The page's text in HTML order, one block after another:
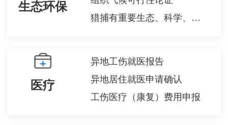
生态环保
猎捕有重要生态、科学、社会价值的水生野生动物审批
医疗
异地工伤就医报告
异地居住就医申请确认
工伤医疗（康复）费用申报